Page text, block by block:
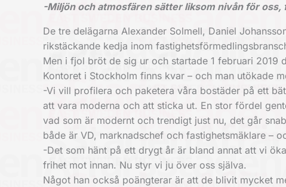
-Miljön och atmosfären sätter liksom nivån för
De tre delägarna Alexander Solmell, Daniel
rikstäckande kedja inom
Men i fjol bröt de sig ur och startade 1 februari 2019
Kontoret i Stockholm finns kvar – och man utökade
-Vi vill profilera och paketera våra bostäder på ett
att vara moderna och att sticka ut. En stor fördel
vad som är modernt och trendigt just nu, det går
både är VD, marknadschef och fastighetsmäklare –
-Det som hänt på ett drygt år är bland annat att vi
frihet mot innan. Nu styr vi ju över oss själva.
Något han också poängterar är att de blivit mycket